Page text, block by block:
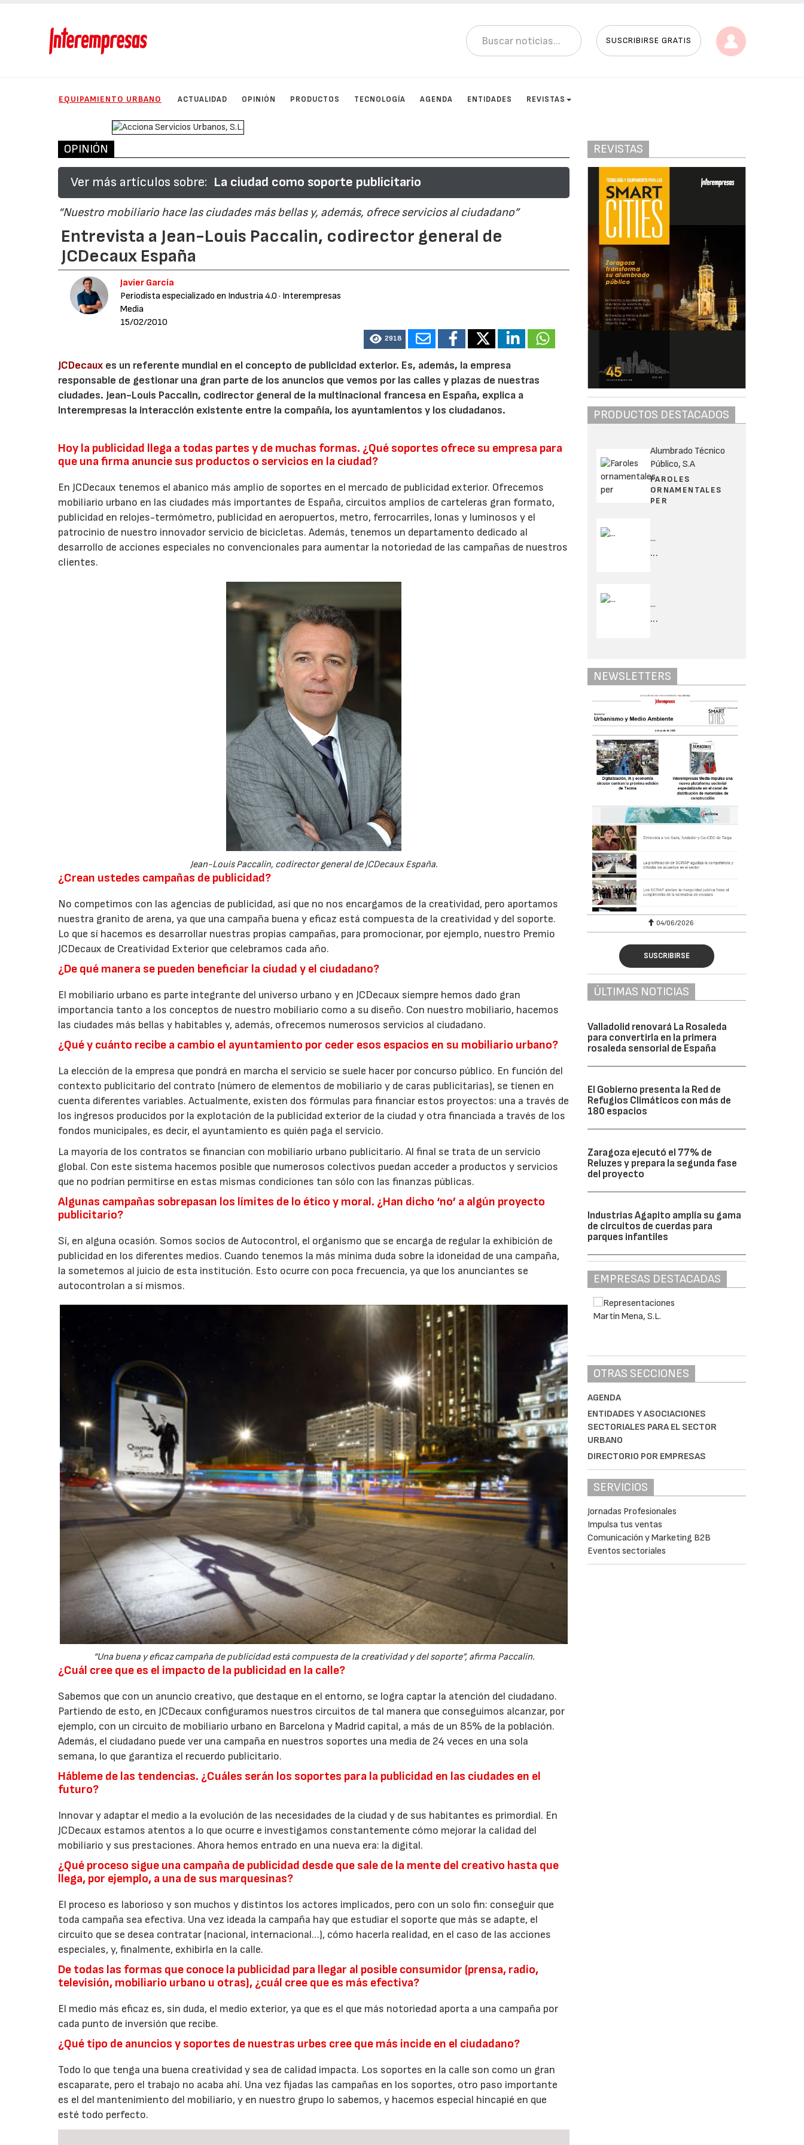
SUSCRIBIRSE GRATIS
EQUIPAMIENTO URBANO ACTUALIDAD OPINIÓN PRODUCTOS TECNOLOGÍA AGENDA ENTIDADES REVISTAS
OPINIÓN
Ver más artículos sobre: La ciudad como soporte publicitario
“Nuestro mobiliario hace las ciudades más bellas y, además, ofrece servicios al ciudadano”
Entrevista a Jean-Louis Paccalin, codirector general de
JCDecaux España
Javier García
Periodista especializado en Industria 4.0 · Interempresas
Media
15/02/2010
2918
JCDecaux es un referente mundial en el concepto de publicidad exterior. Es, además, la empresa
responsable de gestionar una gran parte de los anuncios que vemos por las calles y plazas de nuestras
ciudades. Jean-Louis Paccalin, codirector general de la multinacional francesa en España, explica a
Interempresas la interacción existente entre la compañía, los ayuntamientos y los ciudadanos.
Hoy la publicidad llega a todas partes y de muchas formas. ¿Qué soportes ofrece su empresa para
que una firma anuncie sus productos o servicios en la ciudad?
En JCDecaux tenemos el abanico más amplio de soportes en el mercado de publicidad exterior. Ofrecemos
mobiliario urbano en las ciudades más importantes de España, circuitos amplios de carteleras gran formato,
publicidad en relojes-termómetro, publicidad en aeropuertos, metro, ferrocarriles, lonas y luminosos y el
patrocinio de nuestro innovador servicio de bicicletas. Además, tenemos un departamento dedicado al
desarrollo de acciones especiales no convencionales para aumentar la notoriedad de las campañas de nuestros
clientes.
Jean-Louis Paccalin, codirector general de JCDecaux España.
¿Crean ustedes campañas de publicidad?
No competimos con las agencias de publicidad, así que no nos encargamos de la creatividad, pero aportamos
nuestra granito de arena, ya que una campaña buena y eficaz está compuesta de la creatividad y del soporte.
Lo que sí hacemos es desarrollar nuestras propias campañas, para promocionar, por ejemplo, nuestro Premio
JCDecaux de Creatividad Exterior que celebramos cada año.
¿De qué manera se pueden beneficiar la ciudad y el ciudadano?
El mobiliario urbano es parte integrante del universo urbano y en JCDecaux siempre hemos dado gran
importancia tanto a los conceptos de nuestro mobiliario como a su diseño. Con nuestro mobiliario, hacemos
las ciudades más bellas y habitables y, además, ofrecemos numerosos servicios al ciudadano.
¿Qué y cuánto recibe a cambio el ayuntamiento por ceder esos espacios en su mobiliario urbano?
La elección de la empresa que pondrá en marcha el servicio se suele hacer por concurso público. En función del
contexto publicitario del contrato (número de elementos de mobiliario y de caras publicitarias), se tienen en
cuenta diferentes variables. Actualmente, existen dos fórmulas para financiar estos proyectos: una a través de
los ingresos producidos por la explotación de la publicidad exterior de la ciudad y otra financiada a través de los
fondos municipales, es decir, el ayuntamiento es quién paga el servicio.
La mayoría de los contratos se financian con mobiliario urbano publicitario. Al final se trata de un servicio
global. Con este sistema hacemos posible que numerosos colectivos puedan acceder a productos y servicios
que no podrían permitirse en estas mismas condiciones tan sólo con las finanzas públicas.
Algunas campañas sobrepasan los límites de lo ético y moral. ¿Han dicho ‘no’ a algún proyecto
publicitario?
Sí, en alguna ocasión. Somos socios de Autocontrol, el organismo que se encarga de regular la exhibición de
publicidad en los diferentes medios. Cuando tenemos la más mínima duda sobre la idoneidad de una campaña,
la sometemos al juicio de esta institución. Esto ocurre con poca frecuencia, ya que los anunciantes se
autocontrolan a sí mismos.
“Una buena y eficaz campaña de publicidad está compuesta de la creatividad y del soporte”, afirma Paccalin.
¿Cuál cree que es el impacto de la publicidad en la calle?
Sabemos que con un anuncio creativo, que destaque en el entorno, se logra captar la atención del ciudadano.
Partiendo de esto, en JCDecaux configuramos nuestros circuitos de tal manera que conseguimos alcanzar, por
ejemplo, con un circuito de mobiliario urbano en Barcelona y Madrid capital, a más de un 85% de la población.
Además, el ciudadano puede ver una campaña en nuestros soportes una media de 24 veces en una sola
semana, lo que garantiza el recuerdo publicitario.
Hábleme de las tendencias. ¿Cuáles serán los soportes para la publicidad en las ciudades en el
futuro?
Innovar y adaptar el medio a la evolución de las necesidades de la ciudad y de sus habitantes es primordial. En
JCDecaux estamos atentos a lo que ocurre e investigamos constantemente cómo mejorar la calidad del
mobiliario y sus prestaciones. Ahora hemos entrado en una nueva era: la digital.
¿Qué proceso sigue una campaña de publicidad desde que sale de la mente del creativo hasta que
llega, por ejemplo, a una de sus marquesinas?
El proceso es laborioso y son muchos y distintos los actores implicados, pero con un solo fin: conseguir que
toda campaña sea efectiva. Una vez ideada la campaña hay que estudiar el soporte que más se adapte, el
circuito que se desea contratar (nacional, internacional…), cómo hacerla realidad, en el caso de las acciones
especiales, y, finalmente, exhibirla en la calle.
De todas las formas que conoce la publicidad para llegar al posible consumidor (prensa, radio,
televisión, mobiliario urbano u otras), ¿cuál cree que es más efectiva?
El medio más eficaz es, sin duda, el medio exterior, ya que es el que más notoriedad aporta a una campaña por
cada punto de inversión que recibe.
¿Qué tipo de anuncios y soportes de nuestras urbes cree que más incide en el ciudadano?
Todo lo que tenga una buena creatividad y sea de calidad impacta. Los soportes en la calle son como un gran
escaparate, pero el trabajo no acaba ahí. Una vez fijadas las campañas en los soportes, otro paso importante
es el del mantenimiento del mobiliario, y en nuestro grupo lo sabemos, y hacemos especial hincapié en que
esté todo perfecto.
REVISTAS
PRODUCTOS DESTACADOS
Alumbrado Técnico
Público, S.A
FAROLES
ORNAMENTALES
PER
...
...
...
...
NEWSLETTERS
04/06/2026 02/07/2026 04/06/2026
SUSCRIBIRSE
ÚLTIMAS NOTICIAS
Valladolid renovará La Rosaleda
para convertirla en la primera
rosaleda sensorial de España
El Gobierno presenta la Red de
Refugios Climáticos con más de
180 espacios
Zaragoza ejecutó el 77% de
Reluzes y prepara la segunda fase
del proyecto
Industrias Agapito amplía su gama
de circuitos de cuerdas para
parques infantiles
EMPRESAS DESTACADAS
OTRAS SECCIONES
AGENDA
ENTIDADES Y ASOCIACIONES
SECTORIALES PARA EL SECTOR
URBANO
DIRECTORIO POR EMPRESAS
SERVICIOS
Jornadas Profesionales
Impulsa tus ventas
Comunicación y Marketing B2B
Eventos sectoriales